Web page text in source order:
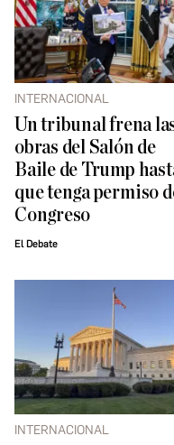
INTERNACIONAL
Un tribunal frena
obras del Salón de
Baile de Trump
que tenga permiso
Congreso
El Debate
INTERNACIONAL